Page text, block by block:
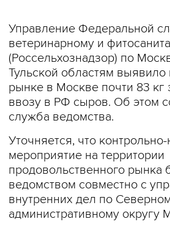
Управление Федеральной
ветеринарному и
(Россельхознадзор) по
Тульской областям выявило
рынке в Москве почти 83
ввозу в РФ сыров. Об этом
служба ведомства.
Уточняется, что
мероприятие на территории
продовольственного рынка
ведомством совместно с
внутренних дел по
административному округу